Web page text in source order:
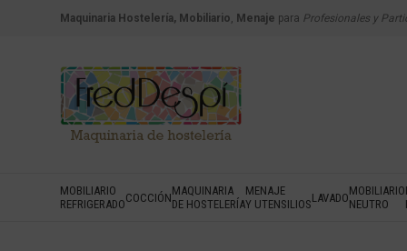
Maquinaria Hostelería, Mobiliario, Menaje para Profesionales y
MOBILIARIO
REFRIGERADOCOCCIÓNMAQUINARIA
DE HOSTELERÍA
MENAJE
Y UTENSILIOSLAVADOMOBILIARIO
NEUTRO